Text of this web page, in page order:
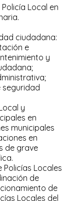
Local en
ciudadana:
e
y
seguridad
y
en
municipales
en
de grave
Locales
de
de
Locales del